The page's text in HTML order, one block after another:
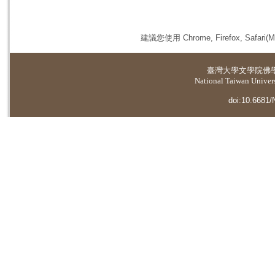
建議您使用 Chrome, Firefox,
臺灣大學文學院佛
National Taiwan
doi:10.6681/